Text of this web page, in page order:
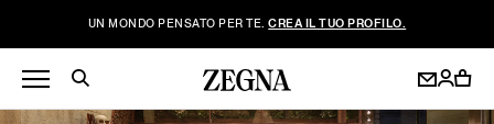
UN MONDO PENSATO PER TE.CREA IL TUO PROFILO.